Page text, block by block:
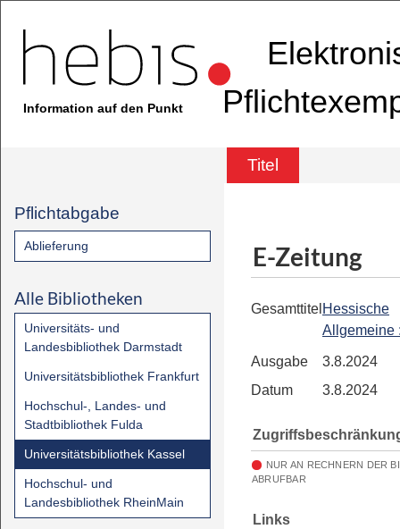
Information auf den Punkt
Titel
Pflichtabgabe
Ablieferung
Alle Bibliotheken
Universitäts- und
Landesbibliothek Darmstadt
Universitätsbibliothek Frankfurt
Hochschul-, Landes- und
Stadtbibliothek Fulda
Universitätsbibliothek Kassel
Hochschul- und
Landesbibliothek RheinMain
E-Zeitung
Gesamttitel Hessische
Allgemeine
Ausgabe
3.8.2024
Datum
3.8.2024
NUR AN RECHNERN DER
ABRUFBAR
Links